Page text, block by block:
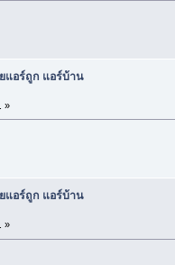
แอร์ถูก แอร์บ้าน
»
แอร์ถูก แอร์บ้าน
»